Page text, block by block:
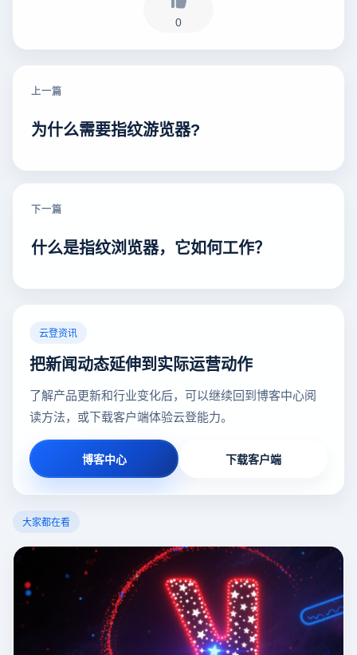
0
上一篇
为什么需要指纹游览器?
下一篇
什么是指纹浏览器，它如何工作？
云登资讯
把新闻动态延伸到实际运营动作
了解产品更新和行业变化后，可以继续回到博客中心阅
读方法，或下载客户端体验云登能力。
博客中心 下载客户端
大家都在看